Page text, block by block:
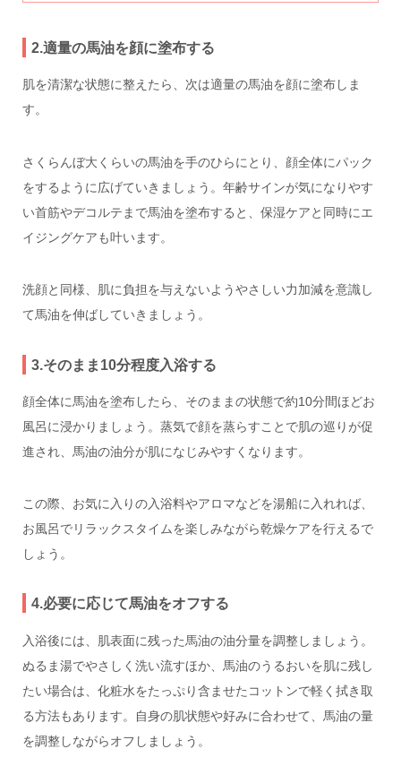
2.適量の馬油を顔に塗布する
肌を清潔な状態に整えたら、次は適量の馬油を顔に塗布しま
す。
さくらんぼ大くらいの馬油を手のひらにとり、顔全体にパック
をするように広げていきましょう。年齢サインが気になりやす
い首筋やデコルテまで馬油を塗布すると、保湿ケアと同時にエ
イジングケアも叶います。
洗顔と同様、肌に負担を与えないようやさしい力加減を意識し
て馬油を伸ばしていきましょう。
3.そのまま10分程度入浴する
顔全体に馬油を塗布したら、そのままの状態で約10分間ほどお
風呂に浸かりましょう。蒸気で顔を蒸らすことで肌の巡りが促
進され、馬油の油分が肌になじみやすくなります。
この際、お気に入りの入浴料やアロマなどを湯船に入れれば、
お風呂でリラックスタイムを楽しみながら乾燥ケアを行えるで
しょう。
4.必要に応じて馬油をオフする
入浴後には、肌表面に残った馬油の油分量を調整しましょう。
ぬるま湯でやさしく洗い流すほか、馬油のうるおいを肌に残し
たい場合は、化粧水をたっぷり含ませたコットンで軽く拭き取
る方法もあります。自身の肌状態や好みに合わせて、馬油の量
を調整しながらオフしましょう。